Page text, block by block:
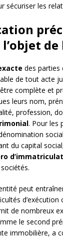
sécuriser les
de
des parties
de tout acte
complète et
leurs nom,
profession,
. Pour les
du capital
peut
d’exécution
de nombreux
le second
immobilière, a